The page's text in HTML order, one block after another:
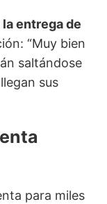
entrega de
“Muy bien
saltándose
sus
para miles